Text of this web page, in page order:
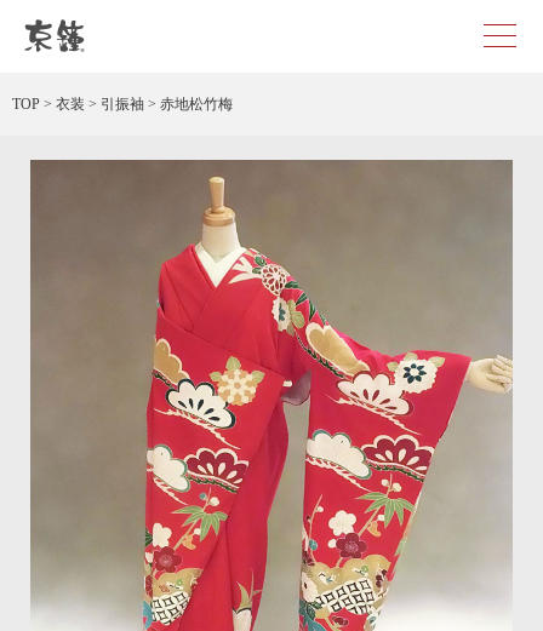
TOP > 衣装 > 引振袖 > 赤地松竹梅